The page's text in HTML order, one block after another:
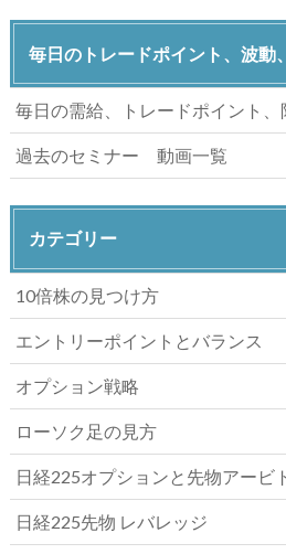
毎日のトレードポイント、波動
毎日の需給、トレードポイント、
過去のセミナー 動画一覧
カテゴリー
10倍株の見つけ方
エントリーポイントとバランス
オプション戦略
ローソク足の見方
日経225オプションと先物アービ
日経225先物 レバレッジ